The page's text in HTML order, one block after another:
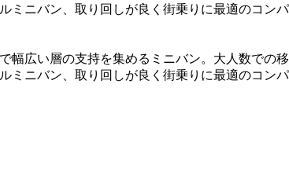
ミニバン、取り回しが良く街乗りに最適のコン
広い層の支持を集めるミニバン。大人数での
ミニバン、取り回しが良く街乗りに最適のコン